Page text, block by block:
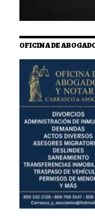
OFICINA DE